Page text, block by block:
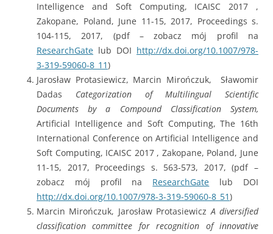
Intelligence and Soft Computing, ICAISC 2017 ,
Zakopane, Poland, June 11-15, 2017, Proceedings s.
104-115, 2017, (pdf – zobacz mój profil na
ResearchGate lub DOI http://dx.doi.org/10.1007/978-
3-319-59060-8_11)
Jarosław Protasiewicz, Marcin Mirończuk, Sławomir
Dadas Categorization of Multilingual Scientific
Documents by a Compound Classification System,
Artificial Intelligence and Soft Computing, The 16th
International Conference on Artificial Intelligence and
Soft Computing, ICAISC 2017 , Zakopane, Poland, June
11-15, 2017, Proceedings s. 563-573, 2017, (pdf –
zobacz mój profil na ResearchGate lub DOI
http://dx.doi.org/10.1007/978-3-319-59060-8_51)
Marcin Mirończuk, Jarosław ProtasiewiczA diversified
classification committee for recognition of innovative